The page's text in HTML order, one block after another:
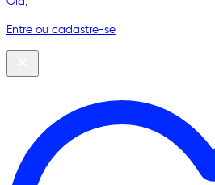
Entre ou cadastre-se